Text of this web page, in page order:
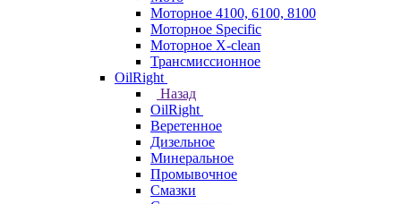
Моторное 4100, 6100, 8100
Моторное Specific
Моторное X-clean
Трансмиссионное
OilRight
Назад
OilRight
Веретенное
Дизельное
Минеральное
Промывочное
Смазки